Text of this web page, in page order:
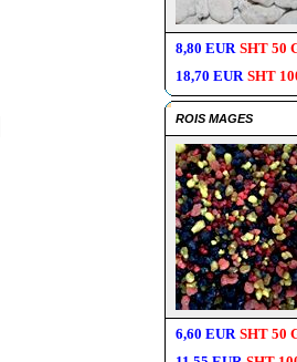
8,80 EUR SHT 50
18,70 EUR SHT
ROIS MAGES
6,60 EUR SHT 50